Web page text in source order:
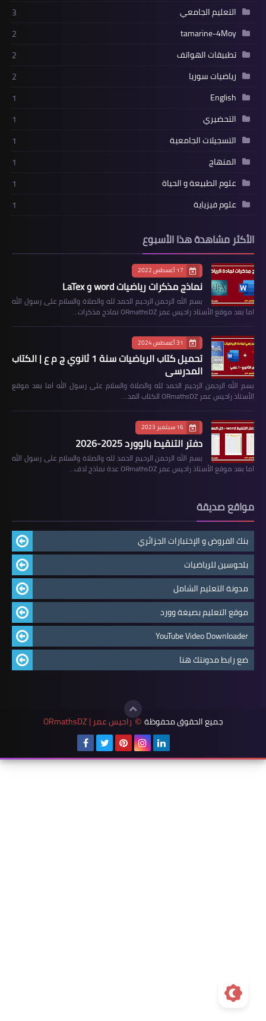
التعليم الجامعي
3
tamarine-4Moy
2
تطبيقات الهواتف
2
رياضيات سوريا
2
English
1
التحضيري
1
التسجيلات الجامعية
1
المنهاج
1
علوم الطبيعة و الحياة
1
علوم فيزياية
1
الأكثر مشاهدة هذا الأسبوع
17 أغسطس 2022
نماذج مذكرات رياضيات word و LaTex
بسم الله الرحمن الرحيم الحمد لله والصلاة والسلام على رسول الله
اما بعد موقع الأستاذ راحيس عمر ORmathsDZ نماذج مذكرات…
31 أغسطس 2024
تحميل كتاب الرياضيات سنة 1 ثانوي ج م ع | الكتاب
المدرسي
بسم الله الرحمن الرحيم الحمد لله والصلاة والسلام على رسول الله اما بعد موقع
الأستاذ راحيس عمر ORmathsDZ الكتاب المد…
16 سبتمبر 2023
دفتر التنقيط بالوورد 2025-2026
بسم الله الرحمن الرحيم الحمد لله والصلاة والسلام على رسول الله
اما بعد موقع الأستاذ راحيس عمر ORmathsDZ عدة نماذج لدف…
مواقع صديقة
بنك الفروض و الإختبارات الجزائري
بلحوسين للرياضيات
مدونة التعليم الشامل
موقع التعليم بصيغة وورد
YouTube Video Downloader
ضع رابط مدونتك هنا
جميع الحقوق محفوظة © راحيس عمر | ORmathsDZ